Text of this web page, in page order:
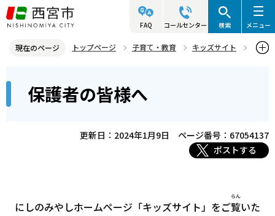
こ
の
ジ
先
FAQ コールセンター 検索 メニュー
現在のページ トップページ 子育て・教育
キッズサイト
こ
保護者の皆様へ
更新日：2024年1月9日
ページ番号：67054137
ポストする
にしのみやしホームページ「キッズサイト」をご覧
らん
いた